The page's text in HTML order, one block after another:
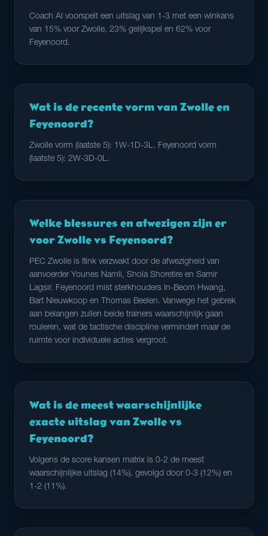
Coach AI voorspelt een uitslag van 1-3 met een winkans
van 15% voor Zwolle, 23% gelijkspel en 62% voor
Feyenoord.
Wat is de recente vorm van Zwolle en
Feyenoord?
Zwolle vorm (laatste 5): 1W-1D-3L. Feyenoord vorm
(laatste 5): 2W-3D-0L.
Welke blessures en afwezigen zijn er
voor Zwolle vs Feyenoord?
PEC Zwolle is flink verzwakt door de afwezigheid van
aanvoerder Younes Namli, Shola Shoretire en Samir
Lagsir. Feyenoord mist sterkhouders In-Beom Hwang,
Bart Nieuwkoop en Thomas Beelen. Vanwege het gebrek
aan belangen zullen beide trainers waarschijnlijk gaan
rouleren, wat de tactische discipline vermindert maar de
ruimte voor individuele acties vergroot.
Wat is de meest waarschijnlijke
exacte uitslag van Zwolle vs
Feyenoord?
Volgens de score kansen matrix is 0-2 de meest
waarschijnlijke uitslag (14%), gevolgd door 0-3 (12%) en
1-2 (11%).